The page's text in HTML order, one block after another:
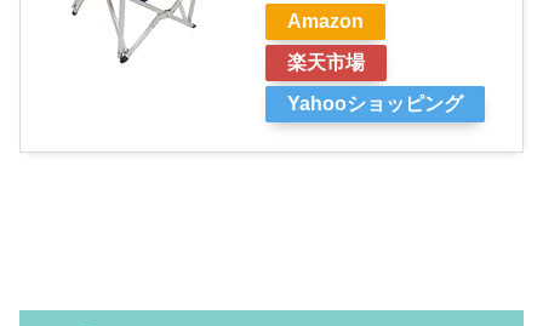
Amazon
楽天市場
Yahooショッピング